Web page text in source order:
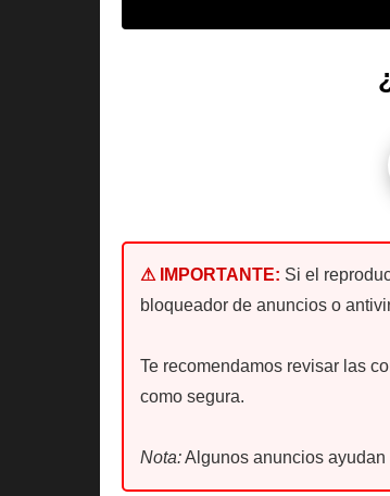
⚠ IMPORTANTE: Si el
bloqueador de anuncios o
Te recomendamos revisar las
como segura.
Nota:Algunos anuncios